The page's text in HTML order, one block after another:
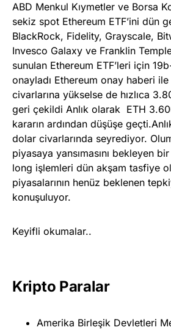
ABD Menkul Kıymetler ve Borsa
sekiz spot Ethereum ETF’ini dün
BlackRock, Fidelity, Grayscale,
Invesco Galaxy ve Franklin
sunulan Ethereum ETF’leri için
onayladı Ethereum onay haberi
civarlarına yükselse de hızlıca
geri çekildi Anlık olarak ETH
kararın ardından düşüşe
dolar civarlarında seyrediyor.
piyasaya yansımasını bekleyen bir
long işlemleri dün akşam tasfiye
piyasalarının henüz beklenen
konuşuluyor.
Keyifli okumalar..
Kripto Paralar
Amerika Birleşik Devletleri